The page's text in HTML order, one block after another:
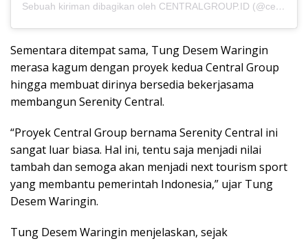
Sebuah kiriman dibagikan oleh CENTRALGROUP.ID (@centralgroup.id)
Sementara ditempat sama, Tung Desem Waringin
merasa kagum dengan proyek kedua Central Group
hingga membuat dirinya bersedia bekerjasama
membangun Serenity Central.
“Proyek Central Group bernama Serenity Central ini
sangat luar biasa. Hal ini, tentu saja menjadi nilai
tambah dan semoga akan menjadi next tourism sport
yang membantu pemerintah Indonesia,” ujar Tung
Desem Waringin.
Tung Desem Waringin menjelaskan, sejak